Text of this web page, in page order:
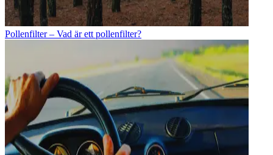
Pollenfilter – Vad är ett pollenfilter?